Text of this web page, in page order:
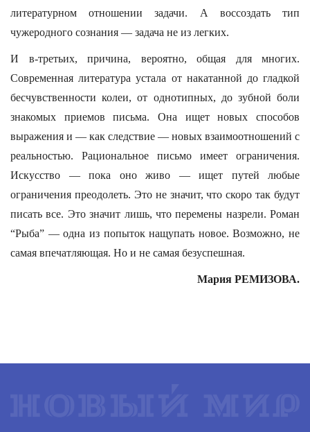
литературном отношении задачи. А воссоздать тип
чужеродного сознания — задача не из легких.
И в-третьих, причина, вероятно, общая для многих.
Современная литература устала от накатанной до гладкой
бесчувственности колеи, от однотипных, до зубной боли
знакомых приемов письма. Она ищет новых способов
выражения и — как следствие — новых взаимоотношений с
реальностью. Рациональное письмо имеет ограничения.
Искусство — пока оно живо — ищет путей любые
ограничения преодолеть. Это не значит, что скоро так будут
писать все. Это значит лишь, что перемены назрели. Роман
“Рыба” — одна из попыток нащупать новое. Возможно, не
самая впечатляющая. Но и не самая безуспешная.
Мария РЕМИЗОВА.